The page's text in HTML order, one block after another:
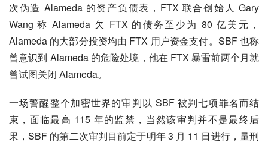
次伪造 Alameda 的资产负债表，FTX 联合创始人 Gary
Wang 称 Alameda 欠 FTX 的债务至少为 80 亿美元，
Alameda 的大部分投资均由 FTX 用户资金支付。SBF 也称
曾意识到 Alameda 的危险处境，他在 FTX 暴雷前两个月就
曾试图关闭 Alameda。
一场警醒整个加密世界的审判以 SBF 被判七项罪名而结
束，面临最高 115 年的监禁，当然该审判并不是最终后
果，SBF 的第二次审判目前定于明年 3 月 11 日进行，量刑